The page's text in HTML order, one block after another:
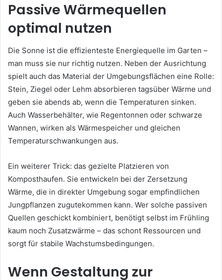
Passive Wärmequellen
optimal nutzen
Die Sonne ist die effizienteste Energiequelle im Garten –
man muss sie nur richtig nutzen. Neben der Ausrichtung
spielt auch das Material der Umgebungsflächen eine Rolle:
Stein, Ziegel oder Lehm absorbieren tagsüber Wärme und
geben sie abends ab, wenn die Temperaturen sinken.
Auch Wasserbehälter, wie Regentonnen oder schwarze
Wannen, wirken als Wärmespeicher und gleichen
Temperaturschwankungen aus.
Ein weiterer Trick: das gezielte Platzieren von
Komposthaufen. Sie entwickeln bei der Zersetzung
Wärme, die in direkter Umgebung sogar empfindlichen
Jungpflanzen zugutekommen kann. Wer solche passiven
Quellen geschickt kombiniert, benötigt selbst im Frühling
kaum noch Zusatzwärme – das schont Ressourcen und
sorgt für stabile Wachstumsbedingungen.
Wenn Gestaltung zur